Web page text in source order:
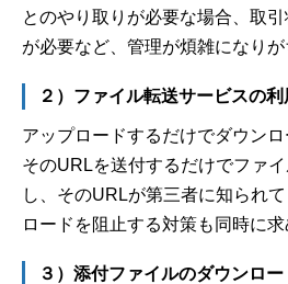
とのやり取りが必要な場合、取
が必要など、管理が煩雑になりが
２）ファイル転送サービスの利
アップロードするだけでダウンロ
そのURLを送付するだけでファ
し、そのURLが第三者に知られ
ロードを阻止する対策も同時に求
３）添付ファイルのダウンロ